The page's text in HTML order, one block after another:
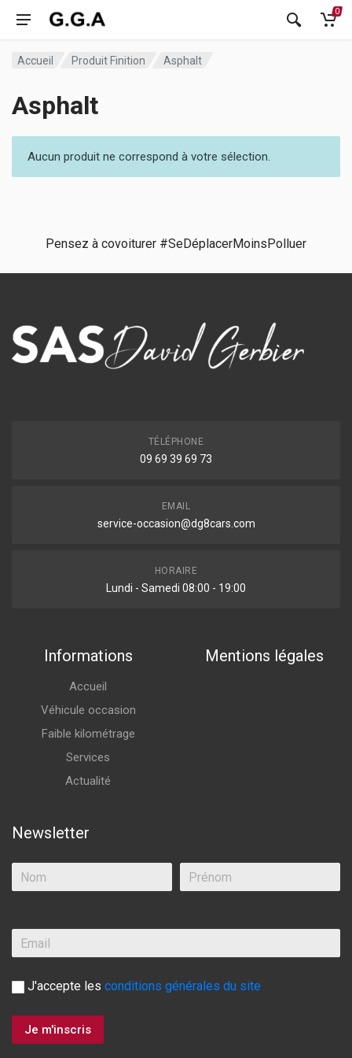
0
Accueil Produit Finition Asphalt
Asphalt
Aucun produit ne correspond à votre sélection.
Pensez à covoiturer #SeDéplacerMoinsPolluer
TÉLÉPHONE
09 69 39 69 73
EMAIL
service-occasion@dg8cars.com
HORAIRE
Lundi - Samedi 08:00 - 19:00
Informations
Accueil
Véhicule occasion
Faible kilométrage
Services
Actualité
Mentions légales
Newsletter
J'accepte les conditions générales du site